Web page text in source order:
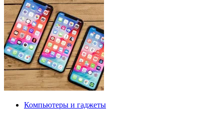
Компьютеры и гаджеты